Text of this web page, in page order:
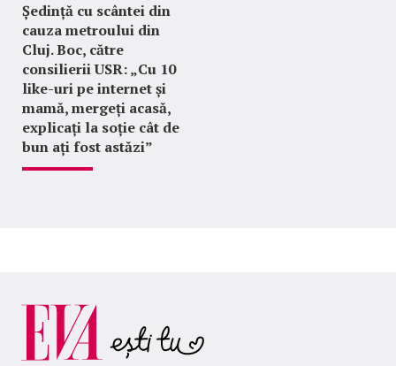
Ședință cu scântei din
cauza metroului din
Cluj. Boc, către
consilierii USR: „Cu 10
like-uri pe internet și
mamă, mergeți acasă,
explicați la soție cât de
bun ați fost astăzi”